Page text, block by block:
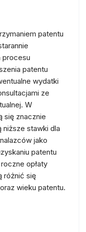
patentu
procesu
patentu
wydatki
ze
W
się znacznie
stawki dla
jako
patentu
opłaty
różnić się
wieku patentu.